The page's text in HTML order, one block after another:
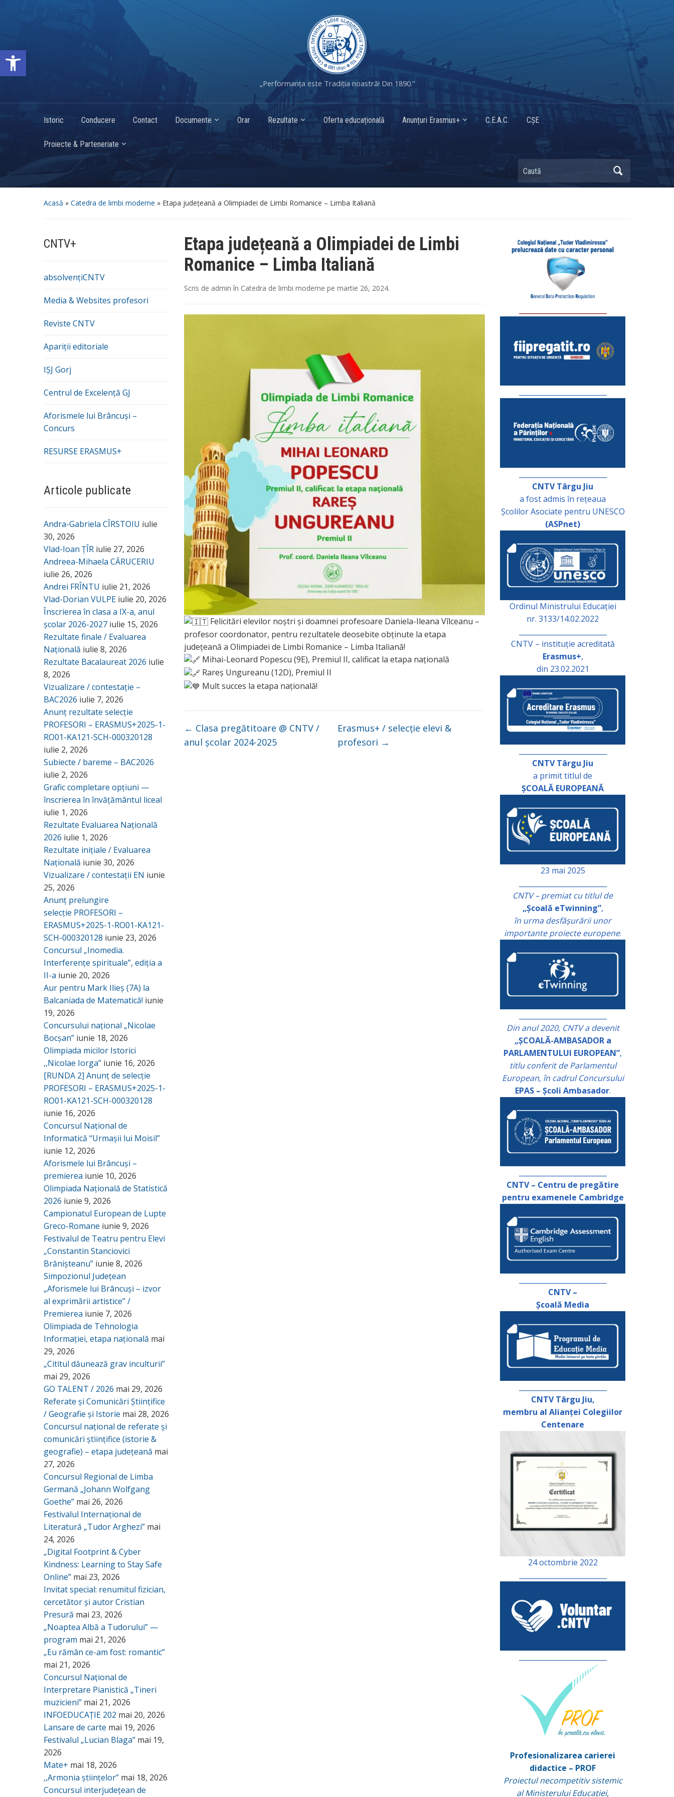
Deschide bara de unelte
„Performanța este Tradiția noastră! Din 1890.”
Istoric Conducere Contact Documente Orar Rezultate Oferta educațională Anunțuri Erasmus+ C.E.A.C. CȘE
Proiecte & Parteneriate
Caută
Acasă » Catedra de limbi moderne » Etapa județeană a Olimpiadei de Limbi Romanice – Limba Italiană
CNTV+
absolvențiCNTV
Media & Websites profesori
Reviste CNTV
Apariții editoriale
IȘJ Gorj
Centrul de Excelență GJ
Aforismele lui Brâncuși –
Concurs
RESURSE ERASMUS+
Articole publicate
Andra-Gabriela CÎRSTOIU iulie
30, 2026
Vlad-Ioan ȚÎR iulie 27, 2026
Andreea-Mihaela CĂRUCERIU
iulie 26, 2026
Andrei FRÎNTU iulie 21, 2026
Vlad-Dorian VULPE iulie 20, 2026
Înscrierea în clasa a IX-a, anul
școlar 2026-2027 iulie 15, 2026
Rezultate finale / Evaluarea
Națională iulie 8, 2026
Rezultate Bacalaureat 2026 iulie
8, 2026
Vizualizare / contestație –
BAC2026 iulie 7, 2026
Anunț rezultate selecție
PROFESORI – ERASMUS+2025-1-
RO01-KA121-SCH-000320128
iulie 2, 2026
Subiecte / bareme – BAC2026
iulie 2, 2026
Grafic completare opțiuni —
înscrierea în învățământul liceal
iulie 1, 2026
Rezultate Evaluarea Națională
2026 iulie 1, 2026
Rezultate inițiale / Evaluarea
Națională iunie 30, 2026
Vizualizare / contestații EN iunie
25, 2026
Anunț prelungire
selecție PROFESORI –
ERASMUS+2025-1-RO01-KA121-
SCH-000320128 iunie 23, 2026
Concursul „Inomedia.
Interferențe spirituale”, ediția a
II-a iunie 20, 2026
Aur pentru Mark Ilieș (7A) la
Balcaniada de Matematică! iunie
19, 2026
Concursului național „Nicolae
Bocșan” iunie 18, 2026
Olimpiada micilor Istorici
,,Nicolae Iorga” iunie 16, 2026
[RUNDA 2] Anunț de selecție
PROFESORI – ERASMUS+2025-1-
RO01-KA121-SCH-000320128
iunie 16, 2026
Concursul Național de
Informatică “Urmașii lui Moisil”
iunie 12, 2026
Aforismele lui Brâncuși –
premierea iunie 10, 2026
Olimpiada Națională de Statistică
2026 iunie 9, 2026
Campionatul European de Lupte
Greco-Romane iunie 9, 2026
Festivalul de Teatru pentru Elevi
„Constantin Stanciovici
Brănișteanu” iunie 8, 2026
Simpozionul Județean
„Aforismele lui Brâncuși – izvor
al exprimării artistice” /
Premierea iunie 7, 2026
Olimpiada de Tehnologia
Informației, etapa națională mai
29, 2026
„Cititul dăunează grav inculturii”
mai 29, 2026
GO TALENT / 2026 mai 29, 2026
Referate și Comunicări Științifice
/ Geografie și Istorie mai 28, 2026
Concursul național de referate și
comunicări științifice (istorie &
geografie) – etapa județeană mai
27, 2026
Concursul Regional de Limba
Germană „Johann Wolfgang
Goethe” mai 26, 2026
Festivalul Internațional de
Literatură „Tudor Arghezi” mai
24, 2026
„Digital Footprint & Cyber
Kindness: Learning to Stay Safe
Online” mai 23, 2026
Invitat special: renumitul fizician,
cercetător și autor Cristian
Presură mai 23, 2026
„Noaptea Albă a Tudorului” —
program mai 21, 2026
„Eu rămân ce-am fost: romantic”
mai 21, 2026
Concursul Național de
Interpretare Pianistică „Tineri
muzicieni” mai 21, 2026
INFOEDUCAȚIE 202 mai 20, 2026
Lansare de carte mai 19, 2026
Festivalul „Lucian Blaga” mai 19,
2026
Mate+ mai 18, 2026
,,Armonia științelor” mai 18, 2026
Concursul interjudețean de
Etapa județeană a Olimpiadei de Limbi
Romanice – Limba Italiană
Scris de admin în Catedra de limbi moderne pe martie 26, 2024.
Felicitări elevilor noștri și doamnei profesoare Daniela-Ileana Vîlceanu –
profesor coordonator, pentru rezultatele deosebite obținute la etapa
județeană a Olimpiadei de Limbi Romanice – Limba Italiană!
Mihai-Leonard Popescu (9E), Premiul II, calificat la etapa națională
Rareș Ungureanu (12D), Premiul II
Mult succes la etapa națională!
← Clasa pregătitoare @ CNTV /
anul școlar 2024-2025
Erasmus+ / selecție elevi &
profesori →
CNTV Târgu Jiu
a fost admis în rețeaua
Școlilor Asociate pentru UNESCO
(ASPnet)
Ordinul Ministrului Educației
nr. 3133/14.02.2022
CNTV – instituție acreditată
Erasmus+,
din 23.02.2021
CNTV Târgu Jiu
a primit titlul de
ȘCOALĂ EUROPEANĂ
23 mai 2025
CNTV – premiat cu titlul de
„Școală eTwinning”,
în urma desfășurării unor
importante proiecte europene.
Din anul 2020, CNTV a devenit
„ȘCOALĂ-AMBASADOR a
PARLAMENTULUI EUROPEAN”,
titlu conferit de Parlamentul
European, în cadrul Concursului
EPAS – Școli Ambasador.
CNTV – Centru de pregătire
pentru examenele Cambridge
CNTV –
Școală Media
CNTV Târgu Jiu,
membru al Alianței Colegiilor
Centenare
24 octombrie 2022
Profesionalizarea carierei
didactice – PROF
Proiectul necompetitiv sistemic
al Ministerului Educației,